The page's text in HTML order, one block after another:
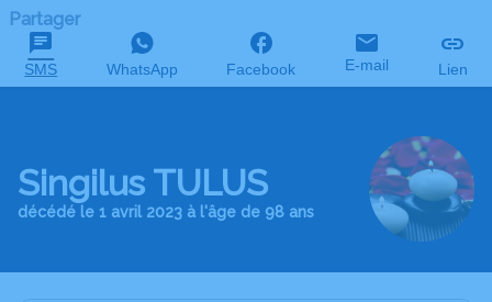
Partager
SMS WhatsApp Facebook E-mail Lien
Singilus TULUS
décédé le 1 avril 2023 à l'âge de 98 ans